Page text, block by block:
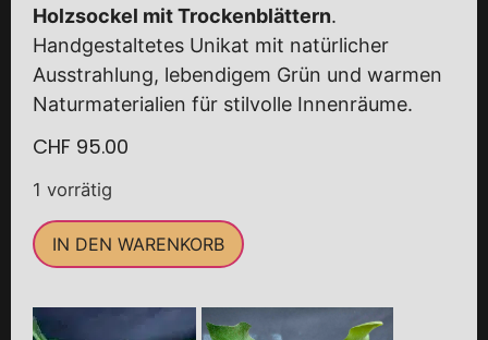
Holzsockel mit Trockenblättern.
Handgestaltetes Unikat mit natürlicher
Ausstrahlung, lebendigem Grün und warmen
Naturmaterialien für stilvolle Innenräume.
CHF 95.00
1 vorrätig
IN DEN WARENKORB